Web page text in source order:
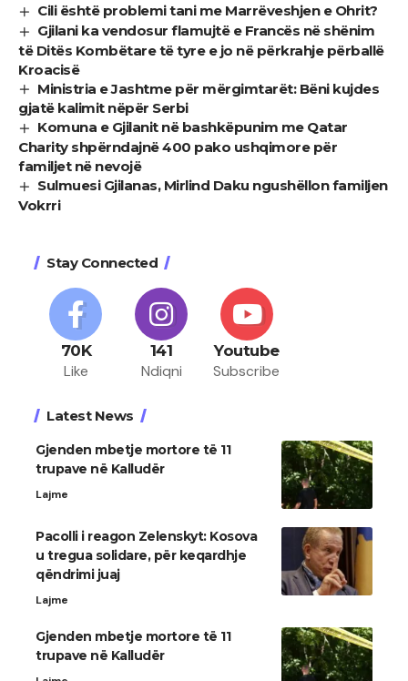
Cili është problemi tani me Marrëveshjen e Ohrit?
Gjilani ka vendosur flamujtë e Francës në shënim
të Ditës Kombëtare të tyre e jo në përkrahje përballë
Kroacisë
Ministria e Jashtme për mërgimtarët: Bëni kujdes
gjatë kalimit nëpër Serbi
Komuna e Gjilanit në bashkëpunim me Qatar
Charity shpërndajnë 400 pako ushqimore për
familjet në nevojë
Sulmuesi Gjilanas, Mirlind Daku ngushëllon familjen
Vokrri
Stay Connected
70K
Like
141
Ndiqni
Youtube
Subscribe
Latest News
Gjenden mbetje mortore të 11
trupave në Kalludër
Lajme
Pacolli i reagon Zelenskyt: Kosova
u tregua solidare, për keqardhje
qëndrimi juaj
Lajme
Gjenden mbetje mortore të 11
trupave në Kalludër